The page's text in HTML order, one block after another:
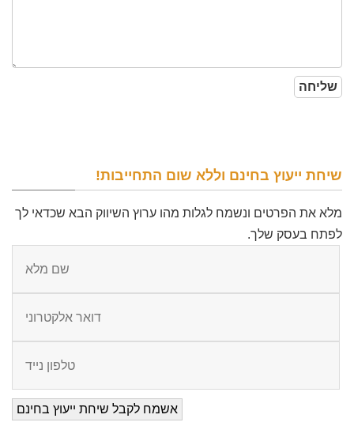
שיחת ייעוץ בחינם וללא שום התחייבות!
מלא את הפרטים ונשמח לגלות מהו ערוץ השיווק הבא שכדאי לך
לפתח בעסק שלך.